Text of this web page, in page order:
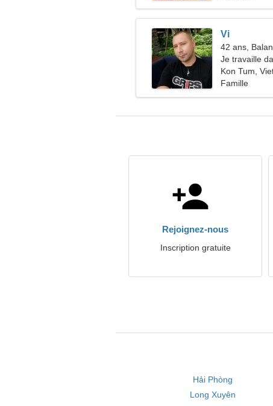
Vi
42 ans,
Je travaille
d'une femme
Kon Tum,
Famille
Rejoignez-nous
Inscription gratuite
Hải Phòng
Long Xuyên